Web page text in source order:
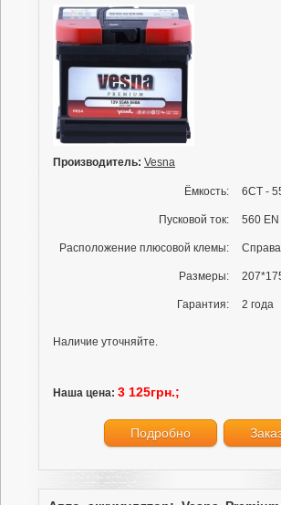
Производитель: Vesna
Ёмкость: 6СТ -
Пусковой ток: 560 EN
Расположение плюсовой клемы: Справа
Размеры:
Гарантия: 2 года
Наличие уточняйте.
Наша цена: 3 125грн.;
Подробно